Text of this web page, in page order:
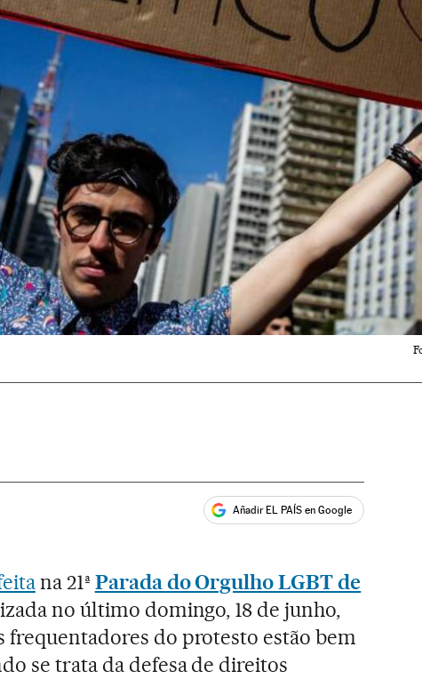
Añadir EL PAÍS en Google
na 21ª Parada do Orgulho LGBT de
no último domingo, 18 de junho,
frequentadores do protesto estão bem
se trata da defesa de direitos